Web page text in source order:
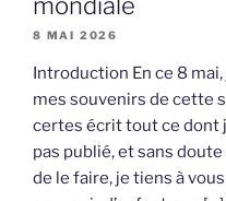
8 MAI 2026
Introduction En ce 8
mes souvenirs de cette
certes écrit tout ce dont
pas publié, et sans
de le faire, je tiens à